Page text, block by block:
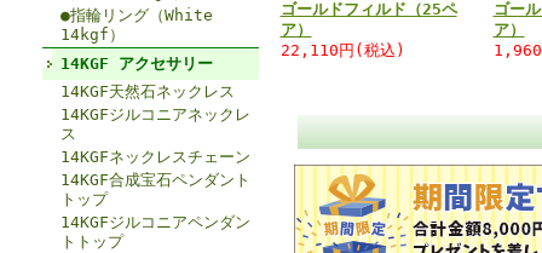
●指輪リング（White
14kgf）
14KGF アクセサリー
14KGF天然石ネックレス
14KGFジルコニアネックレ
ス
14KGFネックレスチェーン
14KGF合成宝石ペンダント
トップ
14KGFジルコニアペンダン
トトップ
ゴールドフィルド（25ペ
ア）
22,110円(税込)
ゴー
ア）